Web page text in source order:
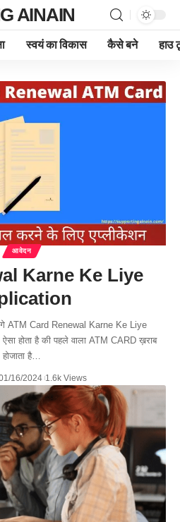
AINAIN
स्वयं का विकास कैसे बने हाउ
आवेदन
Karne Ke Liye
Card Renewal Karne Ke Liye
होता है की पहले वाला ATM CARD ख़राब
होजाता है…
16/2024 1.6k Views